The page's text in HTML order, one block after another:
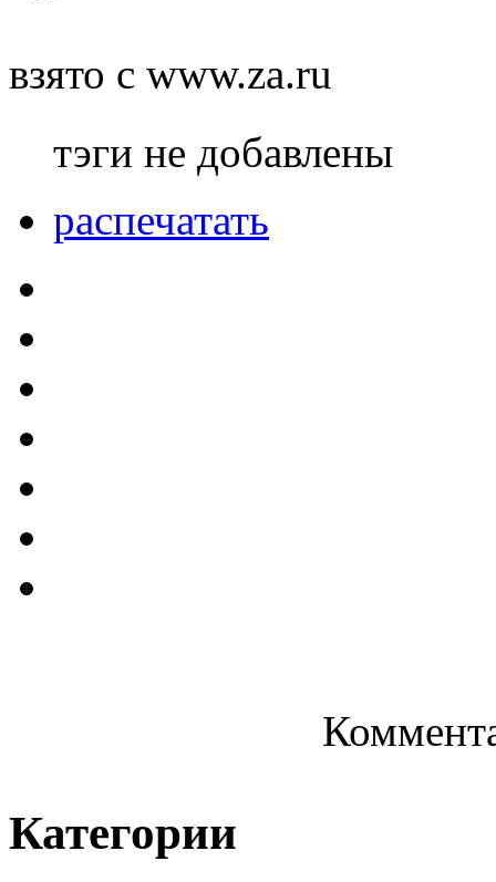
взято с www.za.ru
тэги не добавлены
распечатать
Категории